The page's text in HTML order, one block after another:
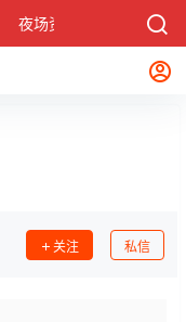
夜场资讯 社区
关注 私信